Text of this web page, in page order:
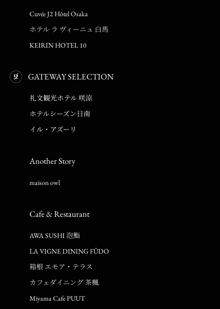
Cuvée J2 Hôtel Osaka
ホテル ラ ヴィーニュ 白馬
KEIRIN HOTEL 10
GATEWAY SELECTION
礼文観光ホテル 咲涼
ホテルシーズン日南
イル・アズーリ
Another Story
maison owl
Cafe & Restaurant
AWA SUSHI 泡鮨
LA VIGNE DINING FÛDO
箱根 エモア・テラス
カフェダイニング 茶楓
Miyama Cafe PUUT